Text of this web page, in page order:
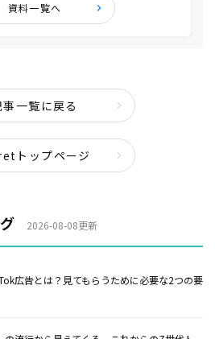
資料一覧へ
事一覧に戻る
トップページ
2026-08-08更新
広告とは？見てもらうために必要な2つの要